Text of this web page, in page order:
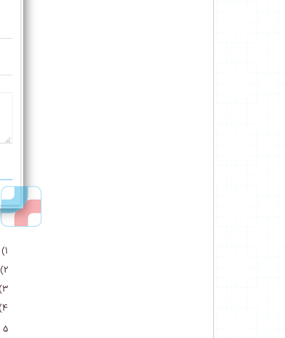
1)
2)
3)
4)
5